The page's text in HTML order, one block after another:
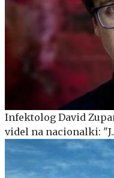
Infektolog David
videl na nacionalki: